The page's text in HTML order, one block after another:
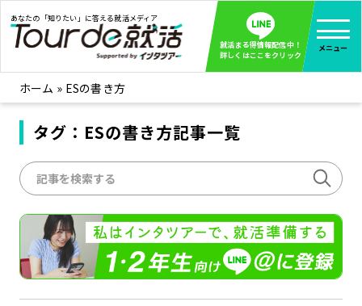
あなたの「知りたい」に答える就活メディア
就活まる得情報配信中！
詳しくはここをクリック
メニュー
就活ノウハウ 全て見る
企業まる見え！特捜部
みんなが知らない企業の裏側を徹底調査！
インタツアー活動レポ 全て見る
インタツアーを使ってどうだった？OBOG成功談
社会人インタビュー 全て見る
社会人になった今、就活を振り返ってみた
学生就活ブログ 全て見る
ホーム » ESの書き方
タグ：ESの書き方記事一覧